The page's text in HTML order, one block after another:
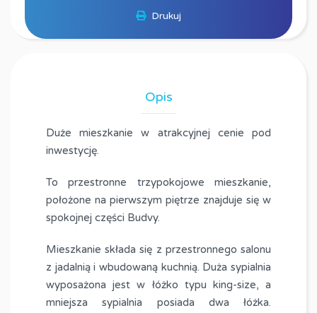
Drukuj
Opis
Duże mieszkanie w atrakcyjnej cenie pod
inwestycję.
To przestronne trzypokojowe mieszkanie,
położone na pierwszym piętrze znajduje się w
spokojnej części Budvy.
Mieszkanie składa się z przestronnego salonu
z jadalnią i wbudowaną kuchnią. Duża sypialnia
wyposażona jest w łóżko typu king-size, a
mniejsza sypialnia posiada dwa łóżka.